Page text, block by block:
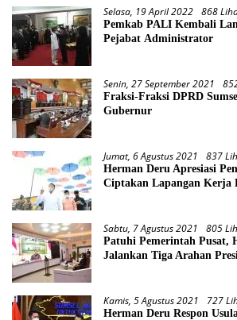
Selasa, 19 April 2022 868
Pemkab PALI Kembali
Pejabat Administrator
Senin, 27 September 2021
Fraksi-Fraksi DPRD
Gubernur
Jumat, 6 Agustus 2021 837
Herman Deru Apresiasi
Ciptakan Lapangan Kerja
Sabtu, 7 Agustus 2021 805
Patuhi Pemerintah Pusat,
Jalankan Tiga Arahan
Kamis, 5 Agustus 2021 727
Herman Deru Respon